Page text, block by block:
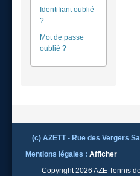
Identifiant oublié
?
Mot de passe
oublié ?
(c) AZETT - Rue des Vergers
Mentions légales : Afficher
Copyright 2026 AZE Tennis